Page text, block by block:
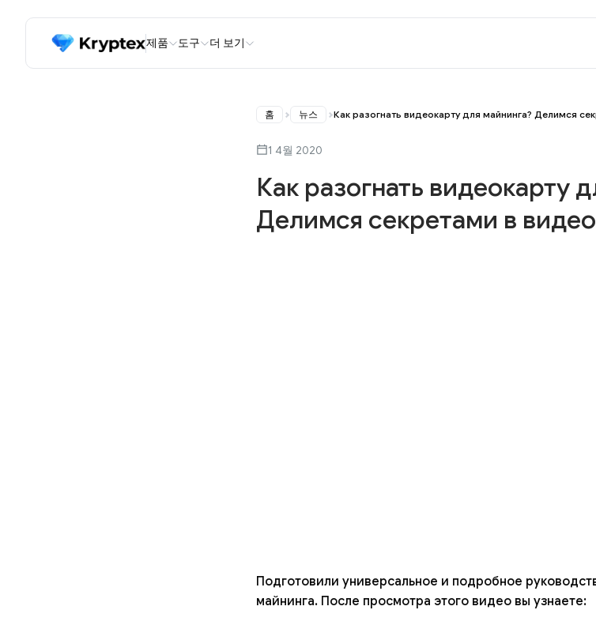
제품 도구 더 보기
홈 뉴스 Как разогнать видеокарту для майнинга? Делимся
1 4월 2020
Как разогнать видеокарту
Делимся секретами в
Подготовили универсальное и подробное
майнинга. После просмотра этого видео вы узнаете: